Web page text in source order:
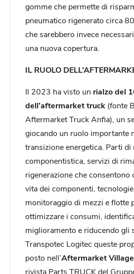
gomme che permette di
pneumatico rigenerato circa
che sarebbero invece
una nuova copertura.
IL RUOLO
Il 2023 ha visto un rialzo del
dell’aftermarket truck (fonte
Aftermarket Truck Anfia), un
giocando un ruolo importante
transizione energetica. Parti di
componentistica, servizi di
rigenerazione che consentono
vita dei componenti,
monitoraggio di mezzi e flotte
ottimizzare i consumi,
miglioramento e riducendo gli
Transpotec Logitec queste
posto nell’Aftermarket Village
rivista Parts TRUCK del